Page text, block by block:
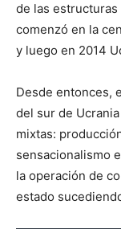
de las
comenzó en la
y luego en 2014
Desde entonces,
del sur de
mixtas:
sensacionalismo
la operación de
estado